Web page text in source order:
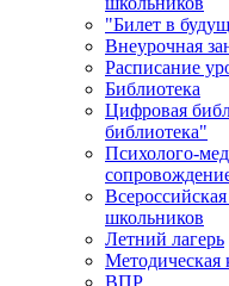
"Билет в
Внеурочная
Расписание
Библиотека
Цифровая
библиотека"
Психолого-
школьников
Летний лагерь
Методическая
ВПР